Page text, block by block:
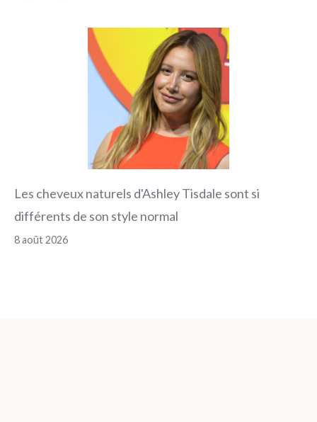
Les cheveux naturels d'Ashley Tisdale sont si
différents de son style normal
8 août 2026